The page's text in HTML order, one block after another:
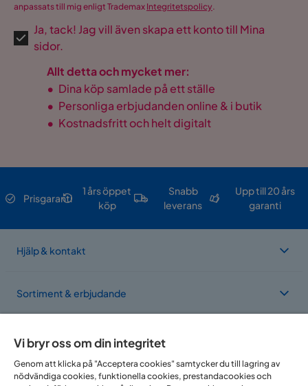
anpassats till mig enligt Trademax Integritetspolicy.
Ja, tack! Jag vill även skapa ett konto till Mina
sidor.
Allt detta och mycket mer:
• Dina köp samlade på ett ställe
• Personliga erbjudanden online & i butik
• Kostnadsfritt och helt digitalt
Prisgaranti
1 års öppet
köp
Snabb
leverans
Upp till 20 års
garanti
Hjälp & kontakt
Sortiment & erbjudande
Om Trademax
Vi finns i flera länder
Vi bryr oss om din integritet
Genom att klicka på "Acceptera cookies" samtycker du till lagring av
nödvändiga cookies, funktionella cookies, prestandacookies och